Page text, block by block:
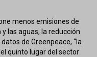
menos emisiones de
las aguas, la reducción
de Greenpeace, “la
quinto lugar del sector